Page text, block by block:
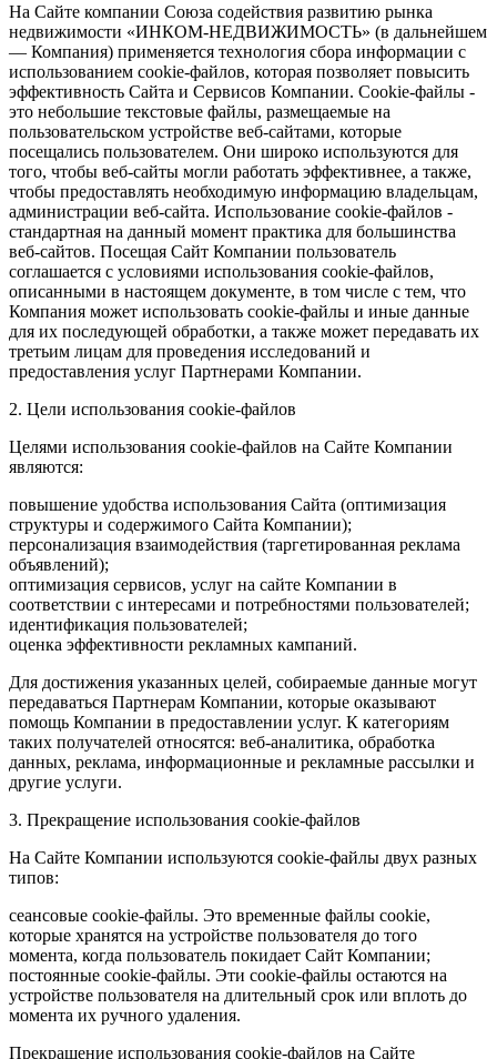
На Сайте компании Союза содействия развитию рынка
недвижимости «ИНКОМ-НЕДВИЖИМОСТЬ» (в дальнейшем
— Компания) применяется технология сбора информации с
использованием cookie-файлов, которая позволяет повысить
эффективность Сайта и Сервисов Компании. Сookie-файлы -
это небольшие текстовые файлы, размещаемые на
пользовательском устройстве веб-сайтами, которые
посещались пользователем. Они широко используются для
того, чтобы веб-сайты могли работать эффективнее, а также,
чтобы предоставлять необходимую информацию владельцам,
администрации веб-сайта. Использование cookie-файлов -
стандартная на данный момент практика для большинства
веб-сайтов. Посещая Сайт Компании пользователь
соглашается с условиями использования cookie-файлов,
описанными в настоящем документе, в том числе с тем, что
Компания может использовать cookie-файлы и иные данные
для их последующей обработки, а также может передавать их
третьим лицам для проведения исследований и
предоставления услуг Партнерами Компании.
2. Цели использования cookie-файлов
Целями использования cookie-файлов на Сайте Компании
являются:
повышение удобства использования Сайта (оптимизация
структуры и содержимого Сайта Компании);
персонализация взаимодействия (таргетированная реклама
объявлений);
оптимизация сервисов, услуг на сайте Компании в
соответствии с интересами и потребностями пользователей;
идентификация пользователей;
оценка эффективности рекламных кампаний.
Для достижения указанных целей, собираемые данные могут
передаваться Партнерам Компании, которые оказывают
помощь Компании в предоставлении услуг. К категориям
таких получателей относятся: веб-аналитика, обработка
данных, реклама, информационные и рекламные рассылки и
другие услуги.
3. Прекращение использования cookie-файлов
На Сайте Компании используются cookie-файлы двух разных
типов:
сеансовые cookie-файлы. Это временные файлы cookie,
которые хранятся на устройстве пользователя до того
момента, когда пользователь покидает Сайт Компании;
постоянные cookie-файлы. Эти cookie-файлы остаются на
устройстве пользователя на длительный срок или вплоть до
момента их ручного удаления.
Прекращение использования cookie-файлов на Сайте